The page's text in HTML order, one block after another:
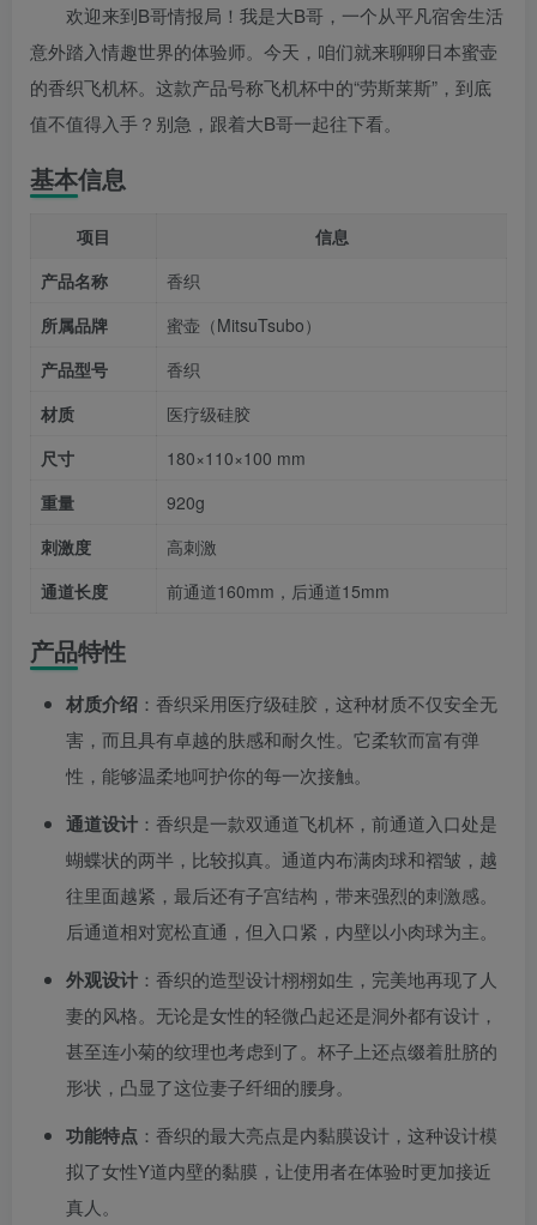
欢迎来到B哥情报局！我是大B哥，一个从平凡宿舍生活
意外踏入情趣世界的体验师。今天，咱们就来聊聊日本蜜壶
的香织飞机杯。这款产品号称飞机杯中的“劳斯莱斯”，到底
值不值得入手？别急，跟着大B哥一起往下看。
基本信息
项目
信息
产品名称
香织
所属品牌
蜜壶（MitsuTsubo）
产品型号
香织
材质
医疗级硅胶
尺寸
180×110×100 mm
重量
920g
刺激度
高刺激
通道长度
前通道160mm，后通道15mm
产品特性
材质介绍 ：香织采用医疗级硅胶，这种材质不仅安全无
害，而且具有卓越的肤感和耐久性。它柔软而富有弹
性，能够温柔地呵护你的每一次接触。
通道设计 ：香织是一款双通道飞机杯，前通道入口处是
蝴蝶状的两半，比较拟真。通道内布满肉球和褶皱，越
往里面越紧，最后还有子宫结构，带来强烈的刺激感。
后通道相对宽松直通，但入口紧，内壁以小肉球为主。
外观设计 ：香织的造型设计栩栩如生，完美地再现了人
妻的风格。无论是女性的轻微凸起还是洞外都有设计，
甚至连小菊的纹理也考虑到了。杯子上还点缀着肚脐的
形状，凸显了这位妻子纤细的腰身。
功能特点 ：香织的最大亮点是内黏膜设计，这种设计模
拟了女性Y道内壁的黏膜，让使用者在体验时更加接近
真人。